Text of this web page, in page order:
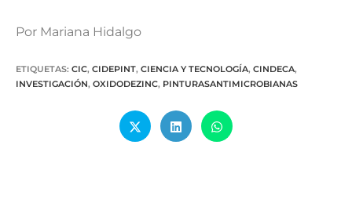
Por Mariana Hidalgo
ETIQUETAS: CIC, CIDEPINT, CIENCIA Y TECNOLOGÍA, CINDECA,
INVESTIGACIÓN, OXIDODEZINC, PINTURASANTIMICROBIANAS